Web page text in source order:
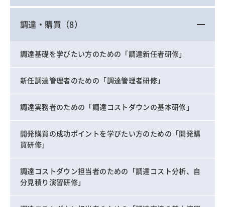
調達・購買 （8）
調達基礎を学びたい方のための「調達新任者研修」
新任調達管理者のための「調達管理者研修」
調達実務者のための「調達コストダウンの基本研修」
開発購買の成功ポイントを学びたい方のための「開発購
買研修」
調達コストダウン担当者のための「調達コスト分析、自
分見積り演習研修」